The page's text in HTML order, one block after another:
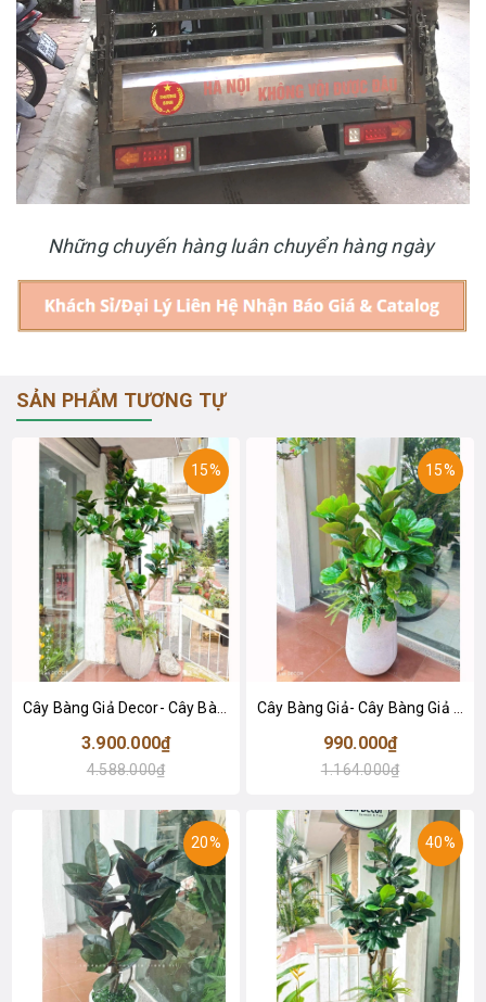
Những chuyến hàng luân chuyển hàng ngày
SẢN PHẨM TƯƠNG TỰ
15%
3.900.000₫
4.588.000₫
15%
990.000₫
1.164.000₫
20% 40%